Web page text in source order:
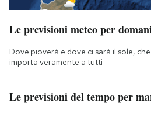
Le previsioni meteo per
Dove pioverà e dove ci sarà il sole,
importa veramente a tutti
Le previsioni del tempo per